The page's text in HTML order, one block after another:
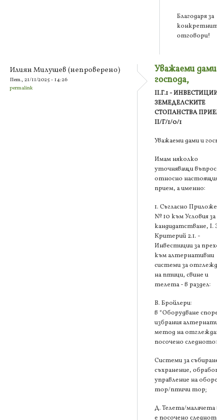
Благодаря за
отговори!
Илиян Милушев (непроверено)
Пет., 21/11/2025 - 14:26
permalink
Уважаеми
господа,
II.Г.1 -
ЗЕМЕДЕЛСКИТЕ
СТОПАНСТВА
II/Г/1/0/1
Уважаеми дами и
Имам няколко
уточняващи
относно
прием, а именно:
1. Съгласно
№ 10 към Условия за
кандидатстване, І.
Критерий 2.1. -
Инвестиции за
към алтернативни
системи за
на птици, свине и
телета - в раздел:
В. Бройлери:
в *Оборудване
избрания
метод на
посочено
Системи за
съхранение,
управление на
тор/птичи тор;
Д. Телета/малачета
е посочено